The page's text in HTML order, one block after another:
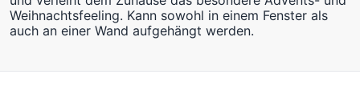
Weihnachtsfeeling. Kann sowohl in einem Fenster als
auch an einer Wand aufgehängt werden.